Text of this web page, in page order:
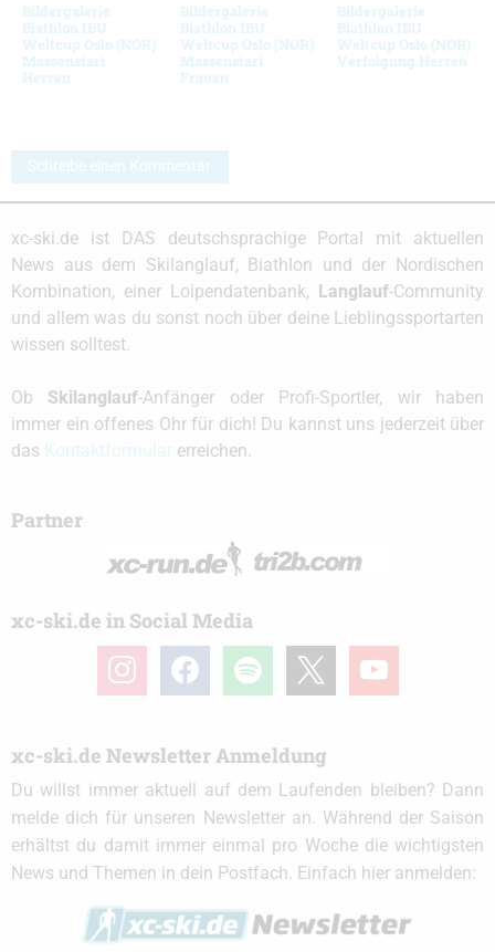
Bildergalerie
Biathlon IBU
Weltcup Oslo (NOR)
Massenstart
Herren
Bildergalerie
Biathlon IBU
Weltcup Oslo (NOR)
Massenstart
Frauen
Bildergalerie
Biathlon IBU
Weltcup Oslo (NOR)
Verfolgung Herren
Schreibe einen Kommentar
xc-ski.de ist DAS deutschsprachige Portal mit aktuellen
News aus dem Skilanglauf, Biathlon und der Nordischen
Kombination, einer Loipendatenbank,
Langlauf-Community
und allem was du sonst noch über deine Lieblingssportarten
wissen solltest.
Ob Skilanglauf-Anfänger oder Profi-Sportler, wir haben
immer ein offenes Ohr für dich! Du kannst uns jederzeit über
das
erreichen.
Partner
xc-ski.de in Social Media
instagramfacebook spotify youtube
xc-ski.de Newsletter Anmeldung
Du willst immer aktuell auf dem Laufenden bleiben? Dann
melde dich für unseren Newsletter an. Während der Saison
erhältst du damit immer einmal pro Woche die wichtigsten
News und Themen in dein Postfach. Einfach hier anmelden: